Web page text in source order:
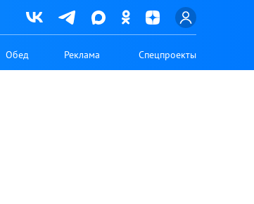
Обед Реклама Спецпроекты